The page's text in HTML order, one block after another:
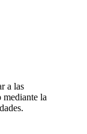
a las
mediante la